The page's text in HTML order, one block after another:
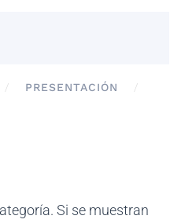
PRESENTACIÓN
Si se muestran